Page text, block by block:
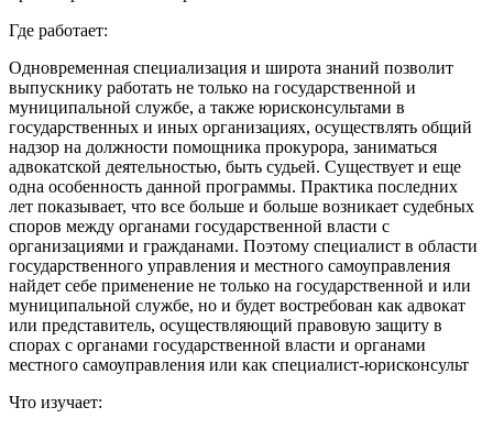
Где работает:
Одновременная специализация и широта знаний позволит
выпускнику работать не только на государственной и
муниципальной службе, а также юрисконсультами в
государственных и иных организациях, осуществлять общий
надзор на должности помощника прокурора, заниматься
адвокатской деятельностью, быть судьей. Существует и еще
одна особенность данной программы. Практика последних
лет показывает, что все больше и больше возникает судебных
споров между органами государственной власти с
организациями и гражданами. Поэтому специалист в области
государственного управления и местного самоуправления
найдет себе применение не только на государственной и или
муниципальной службе, но и будет востребован как адвокат
или представитель, осуществляющий правовую защиту в
спорах с органами государственной власти и органами
местного самоуправления или как специалист-юрисконсульт
Что изучает: